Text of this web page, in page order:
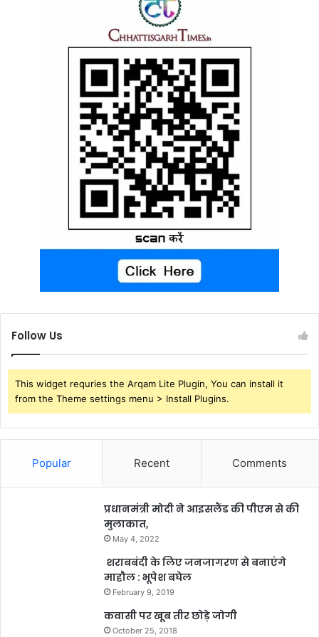
Follow Us
This widget requries the Arqam Lite Plugin, You can install it
from the Theme settings menu > Install Plugins.
Popular Recent Comments
प्रधानमंत्री मोदी ने आइसलैंड की पीएम से की
मुलाकात,
May 4, 2022
शराबबंदी के लिए जनजागरण से बनाएंगे
माहौल : भूपेश बघेल
February 9, 2019
कवासी पर खूब तीर छोड़े जोगी
October 25, 2018